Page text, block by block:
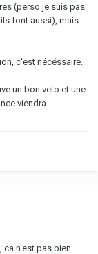
(perso je suis pas
font aussi), mais
c'est nécéssaire.
un bon veto et une
viendra
ca n'est pas bien